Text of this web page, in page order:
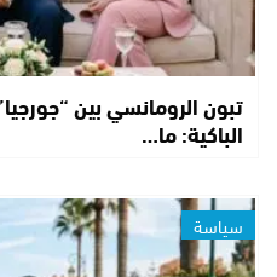
تبون الرومانسي بين
الباكية: ما…
سياسة